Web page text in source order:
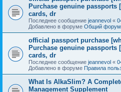
Purchase genuine passports
cards, dr
Последнее сообщение jeannevol «
Добавлено в форуме Общий форум
official passport purchase
Purchase genuine passports
cards, dr
Последнее сообщение jeannevol «
Добавлено в форуме Правила
What Is AlkaSlim? A
Management Supplement